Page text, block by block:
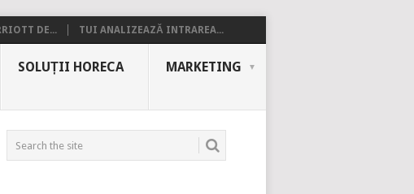
DE... TUI ANALIZEAZĂ INTRAREA...
SOLUȚII HORECA MARKETING